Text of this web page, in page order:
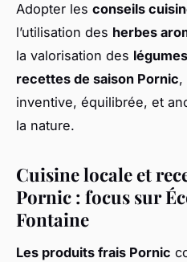
Adopter les conseils
l’utilisation des herbes
la valorisation des
recettes de saison Pornic,
inventive, équilibrée, et
la nature.
Cuisine locale et
Pornic : focus sur
Fontaine
Les produits frais Pornic